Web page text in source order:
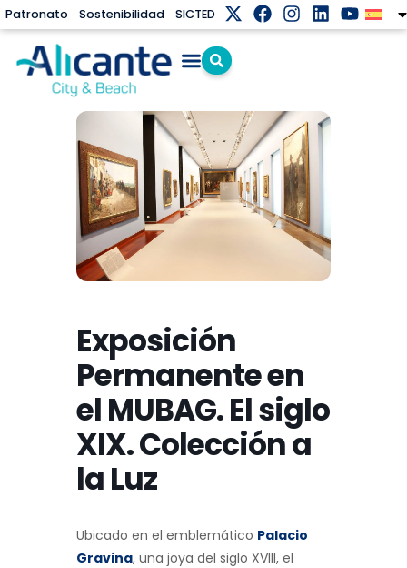
Patronato Sostenibilidad SICTED
Exposición
Permanente en
el MUBAG. El siglo
XIX. Colección a
la Luz
Ubicado en el emblemático Palacio
Gravina, una joya del siglo XVIII, el